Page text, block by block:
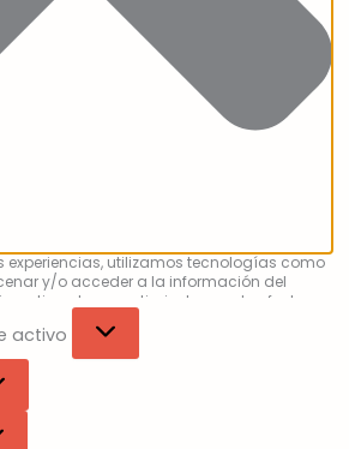
experiencias, utilizamos tecnologías como
y/o acceder a la información del
o retirar el consentimiento, puede afectar
activo